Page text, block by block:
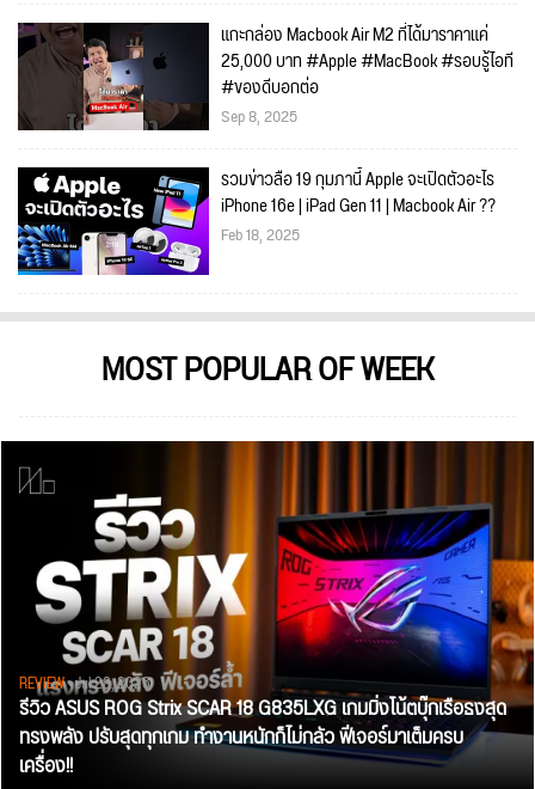
แกะกล่อง Macbook Air M2 ที่ได้มาราคาแค่
25,000 บาท #Apple #MacBook #รอบรู้ไอที
#ของดีบอกต่อ
Sep 8, 2025
รวมข่าวลือ 19 กุมภานี้ Apple จะเปิดตัวอะไร
iPhone 16e | iPad Gen 11 | Macbook Air ??
Feb 18, 2025
MOST POPULAR OF WEEK
REVIEW• Jul 28, 2026
รีวิว ASUS ROG Strix SCAR 18 G835LXG เกมมิ่งโน้ตบุ๊กเรือธงสุด
ทรงพลัง ปรับสุดทุกเกม ทำงานหนักก็ไม่กลัว ฟีเจอร์มาเต็มครบ
เครื่อง!!